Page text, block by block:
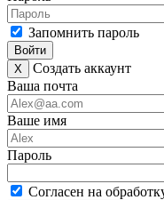
Запомнить пароль
Войти
X
Создать аккаунт
Ваша почта
Ваше имя
Пароль
Согласен на